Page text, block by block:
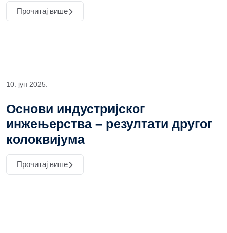
Прочитај више
10. јун 2025.
Основи индустријског
инжењерства – резултати другог
колоквијума
Прочитај више